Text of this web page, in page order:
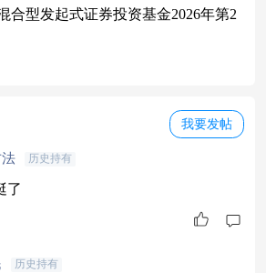
合型发起式证券投资基金2026年第2
我要发帖
历史持有
了
历史持有